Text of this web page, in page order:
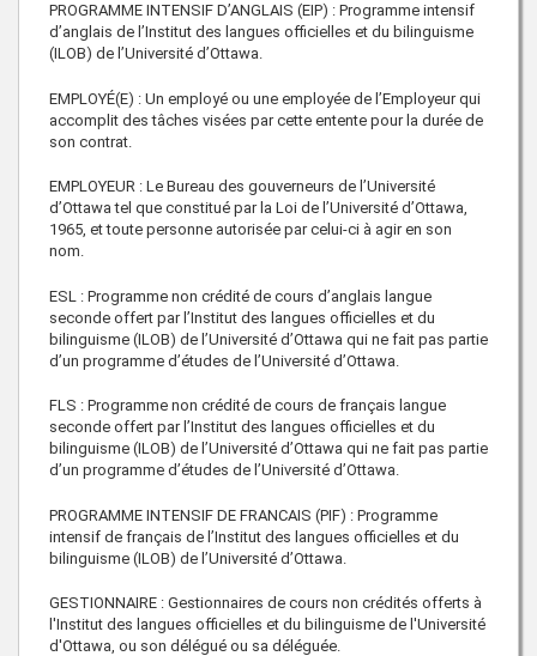
PROGRAMME INTENSIF D’ANGLAIS (EIP) : Programme intensif
d’anglais de l’Institut des langues officielles et du bilinguisme
(ILOB) de l’Université d’Ottawa.
EMPLOYÉ(E) : Un employé ou une employée de l’Employeur qui
accomplit des tâches visées par cette entente pour la durée de
son contrat.
EMPLOYEUR : Le Bureau des gouverneurs de l’Université
d’Ottawa tel que constitué par la Loi de l’Université d’Ottawa,
1965, et toute personne autorisée par celui-ci à agir en son
nom.
ESL : Programme non crédité de cours d’anglais langue
seconde offert par l’Institut des langues officielles et du
bilinguisme (ILOB) de l’Université d’Ottawa qui ne fait pas partie
d’un programme d’études de l’Université d’Ottawa.
FLS : Programme non crédité de cours de français langue
seconde offert par l’Institut des langues officielles et du
bilinguisme (ILOB) de l’Université d’Ottawa qui ne fait pas partie
d’un programme d’études de l’Université d’Ottawa.
PROGRAMME INTENSIF DE FRANCAIS (PIF) : Programme
intensif de français de l’Institut des langues officielles et du
bilinguisme (ILOB) de l’Université d’Ottawa.
GESTIONNAIRE : Gestionnaires de cours non crédités offerts à
l'Institut des langues officielles et du bilinguisme de l'Université
d'Ottawa, ou son délégué ou sa déléguée.